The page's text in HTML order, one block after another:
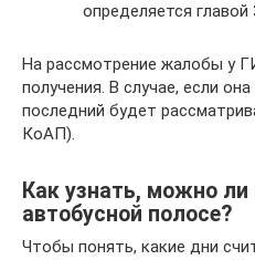
определяется
На рассмотрение жалобы у
получения. В случае, если
последний будет
КоАП).
Как узнать, можно ли
автобусной полосе?
Чтобы понять, какие дни